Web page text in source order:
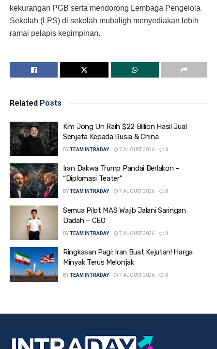
kekurangan PGB serta mendorong Lembaga Pengelola
Sekolah (LPS) di sekolah mubaligh menyediakan lebih
ramai pelapis kepimpinan.
Related Posts
Kim Jong Un Raih $22 Billion Hasil Jual
Senjata Kepada Rusia & China
BYTEAM INTRADAY 7 AUGUST 2026 0
Iran Dakwa Trump Pandai Berlakon –
“Diplomasi Teater”
BYTEAM INTRADAY 7 AUGUST 2026 0
Semua Pilot MAS Wajib Jalani Saringan
Dadah – CEO
BYTEAM INTRADAY 7 AUGUST 2026 0
Ringkasan Pagi: Iran Buat Kejutan! Harga
Minyak Terus Melonjak
BYTEAM INTRADAY 7 AUGUST 2026 0